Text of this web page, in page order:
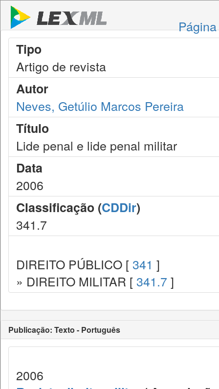
Tipo
Artigo de revista
Autor
Neves, Getúlio Marcos Pereira
Título
Lide penal e lide penal militar
Data
2006
Classificação (CDDir)
341.7
DIREITO PÚBLICO [ 341 ]
» DIREITO MILITAR [ 341.7 ]
Publicação: Texto - Português
2006